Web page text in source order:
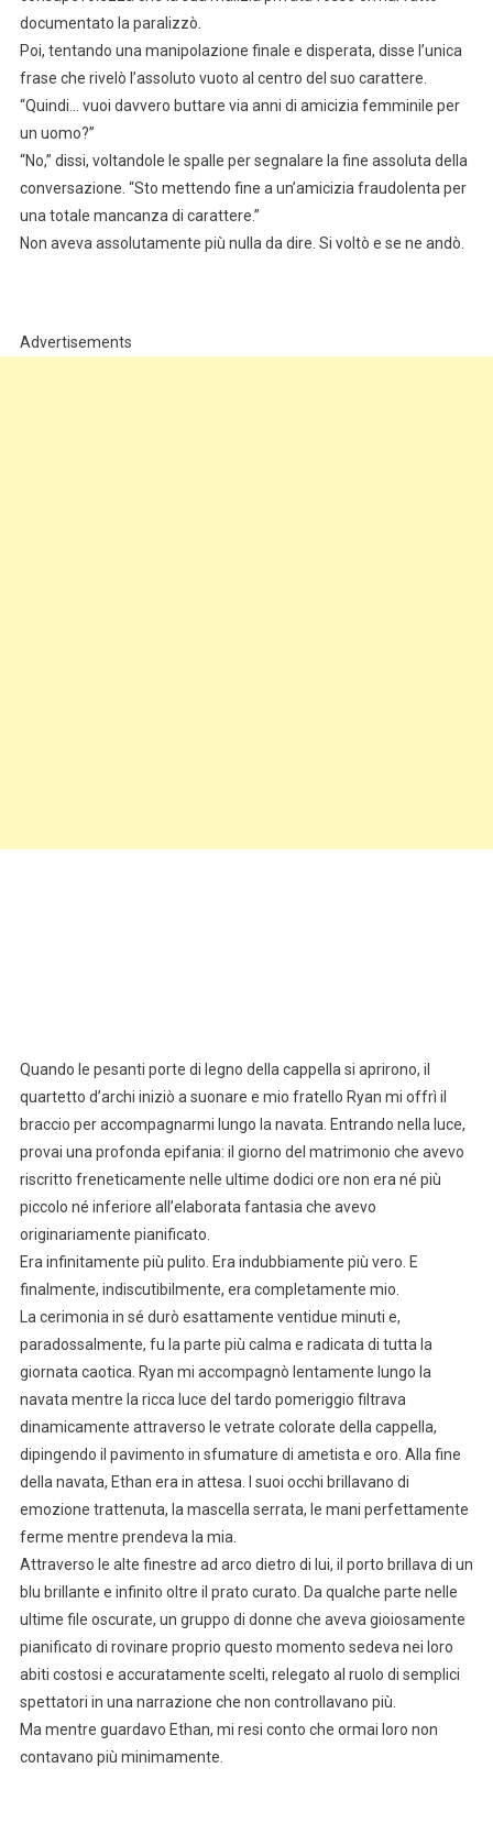
documentato la paralizzò.
Poi, tentando una manipolazione finale e disperata, disse l’unica
frase che rivelò l’assoluto vuoto al centro del suo carattere.
“Quindi… vuoi davvero buttare via anni di amicizia femminile per
un uomo?”
“No,” dissi, voltandole le spalle per segnalare la fine assoluta della
conversazione. “Sto mettendo fine a un’amicizia fraudolenta per
una totale mancanza di carattere.”
Non aveva assolutamente più nulla da dire. Si voltò e se ne andò.
Advertisements
Quando le pesanti porte di legno della cappella si aprirono, il
quartetto d’archi iniziò a suonare e mio fratello Ryan mi offrì il
braccio per accompagnarmi lungo la navata. Entrando nella luce,
provai una profonda epifania: il giorno del matrimonio che avevo
riscritto freneticamente nelle ultime dodici ore non era né più
piccolo né inferiore all’elaborata fantasia che avevo
originariamente pianificato.
Era infinitamente più pulito. Era indubbiamente più vero. E
finalmente, indiscutibilmente, era completamente mio.
La cerimonia in sé durò esattamente ventidue minuti e,
paradossalmente, fu la parte più calma e radicata di tutta la
giornata caotica. Ryan mi accompagnò lentamente lungo la
navata mentre la ricca luce del tardo pomeriggio filtrava
dinamicamente attraverso le vetrate colorate della cappella,
dipingendo il pavimento in sfumature di ametista e oro. Alla fine
della navata, Ethan era in attesa. I suoi occhi brillavano di
emozione trattenuta, la mascella serrata, le mani perfettamente
ferme mentre prendeva la mia.
Attraverso le alte finestre ad arco dietro di lui, il porto brillava di un
blu brillante e infinito oltre il prato curato. Da qualche parte nelle
ultime file oscurate, un gruppo di donne che aveva gioiosamente
pianificato di rovinare proprio questo momento sedeva nei loro
abiti costosi e accuratamente scelti, relegato al ruolo di semplici
spettatori in una narrazione che non controllavano più.
Ma mentre guardavo Ethan, mi resi conto che ormai loro non
contavano più minimamente.